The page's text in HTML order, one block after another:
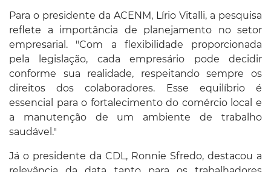
Para o presidente da ACENM, Lírio Vitalli, a pesquisa
reflete a importância de planejamento no setor
empresarial. "Com a flexibilidade proporcionada
pela legislação, cada empresário pode decidir
conforme sua realidade, respeitando sempre os
direitos dos colaboradores. Esse equilíbrio é
essencial para o fortalecimento do comércio local e
a manutenção de um ambiente de trabalho
saudável."
Já o presidente da CDL, Ronnie Sfredo, destacou a